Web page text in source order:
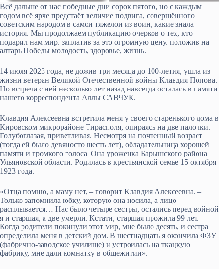
Всё дальше от нас победные дни сорок пятого, но с каждым
годом всё ярче предстаёт величие подвига, совершённого
советским народом в самой тяжёлой из войн, какие знала
история. Мы продолжаем публикацию очерков о тех, кто
подарил нам мир, заплатив за это огромную цену, положив на
алтарь Победы молодость, здоровье, жизнь.
14 июля 2023 года, не дожив три месяца до 100-летия, ушла из
жизни ветеран Великой Отечественной войны Клавдия Попова.
Но встреча с ней несколько лет назад навсегда осталась в памяти
нашего корреспондента Аллы САВЧУК.
Клавдия Алексеевна встретила меня у своего старенького дома в
Кировском микрорайоне Тирасполя, опираясь на две палочки.
Голубоглазая, приветливая. Несмотря на почтенный возраст
(тогда ей было девяносто шесть лет), обладательница хорошей
памяти и громкого голоса. Она уроженка Барышского района
Ульяновской области. Родилась в крестьянской семье 15 октября
1923 года.
«Отца помню, а маму нет, – говорит Клавдия Алексеевна. –
Только запомнила юбку, которую она носила, а лицо
расплывается… Нас было четыре сестры, остались перед войной
я и старшая, а две умерли. Кстати, старшая прожила 99 лет.
Когда родители покинули этот мир, мне было десять, и сестра
определила меня в детский дом. В шестнадцать я окончила ФЗУ
(фабрично-заводское училище) и устроилась на ткацкую
фабрику, мне дали комнатку в общежитии».